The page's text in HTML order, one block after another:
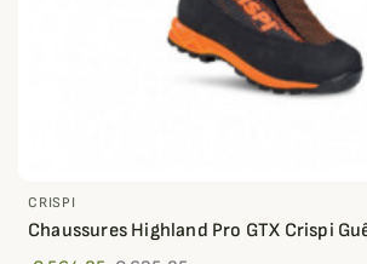
CRISPI
Chaussures Highland Pro GTX Crispi